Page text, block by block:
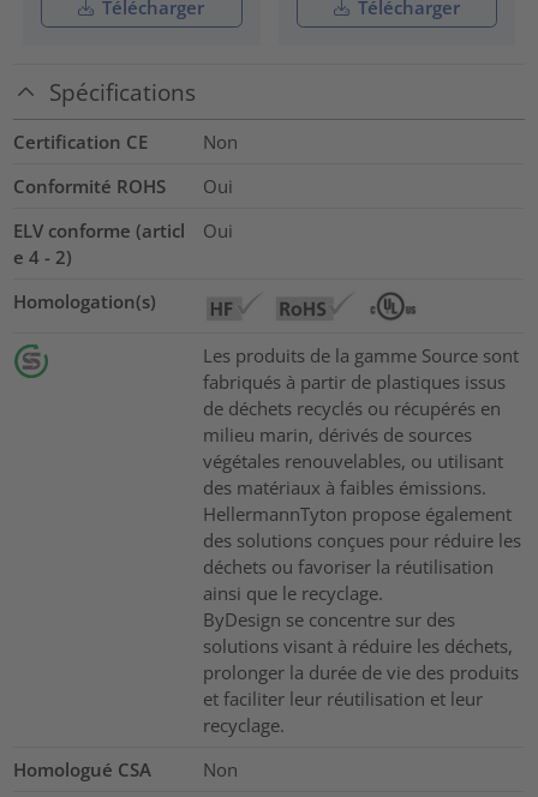
Télécharger Télécharger
Spécifications
Certification CE
Non
Conformité ROHS
Oui
ELV conforme (articl
e 4 - 2)
Oui
Homologation(s)
Les produits de la gamme Source sont
fabriqués à partir de plastiques issus
de déchets recyclés ou récupérés en
milieu marin, dérivés de sources
végétales renouvelables, ou utilisant
des matériaux à faibles émissions.
HellermannTyton propose également
des solutions conçues pour réduire les
déchets ou favoriser la réutilisation
ainsi que le recyclage.
ByDesign se concentre sur des
solutions visant à réduire les déchets,
prolonger la durée de vie des produits
et faciliter leur réutilisation et leur
recyclage.
Homologué CSA
Non